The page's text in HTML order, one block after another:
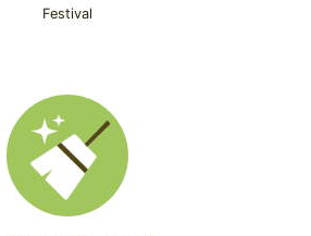
Festival